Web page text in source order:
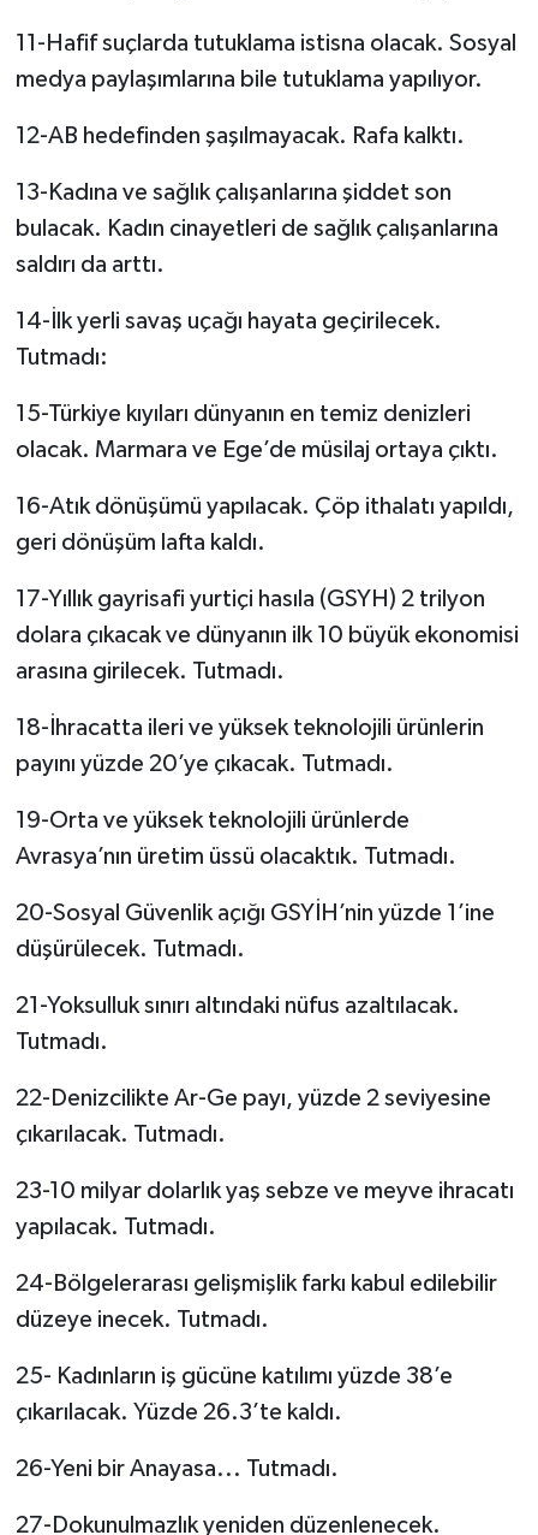
11-Hafif suçlarda tutuklama istisna olacak. Sosyal
medya paylaşımlarına bile tutuklama yapılıyor.
12-AB hedefinden şaşılmayacak. Rafa kalktı.
13-Kadına ve sağlık çalışanlarına şiddet son
bulacak. Kadın cinayetleri de sağlık çalışanlarına
saldırı da arttı.
14-İlk yerli savaş uçağı hayata geçirilecek.
Tutmadı:
15-Türkiye kıyıları dünyanın en temiz denizleri
olacak. Marmara ve Ege’de müsilaj ortaya çıktı.
16-Atık dönüşümü yapılacak. Çöp ithalatı yapıldı,
geri dönüşüm lafta kaldı.
17-Yıllık gayrisafi yurtiçi hasıla (GSYH) 2 trilyon
dolara çıkacak ve dünyanın ilk 10 büyük ekonomisi
arasına girilecek. Tutmadı.
18-İhracatta ileri ve yüksek teknolojili ürünlerin
payını yüzde 20’ye çıkacak. Tutmadı.
19-Orta ve yüksek teknolojili ürünlerde
Avrasya’nın üretim üssü olacaktık. Tutmadı.
20-Sosyal Güvenlik açığı GSYİH’nin yüzde 1’ine
düşürülecek. Tutmadı.
21-Yoksulluk sınırı altındaki nüfus azaltılacak.
Tutmadı.
22-Denizcilikte Ar-Ge payı, yüzde 2 seviyesine
çıkarılacak. Tutmadı.
23-10 milyar dolarlık yaş sebze ve meyve ihracatı
yapılacak. Tutmadı.
24-Bölgelerarası gelişmişlik farkı kabul edilebilir
düzeye inecek. Tutmadı.
25- Kadınların iş gücüne katılımı yüzde 38’e
çıkarılacak. Yüzde 26.3’te kaldı.
26-Yeni bir Anayasa... Tutmadı.
27-Dokunulmazlık yeniden düzenlenecek.